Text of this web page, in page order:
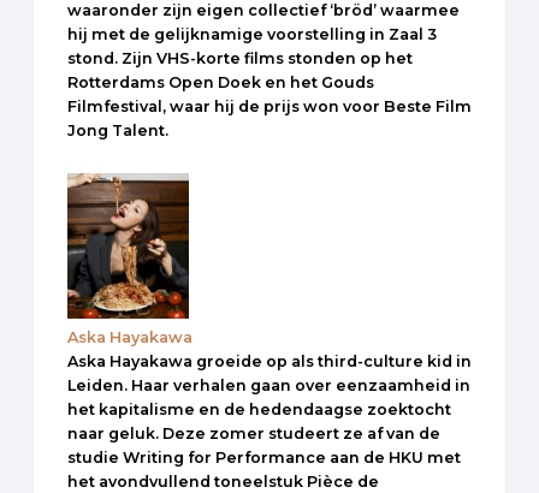
waaronder zijn eigen collectief ‘bröd’ waarmee
hij met de gelijknamige voorstelling in Zaal 3
stond. Zijn VHS-korte films stonden op het
Rotterdams Open Doek en het Gouds
Filmfestival, waar hij de prijs won voor Beste Film
Jong Talent.
Aska Hayakawa
Aska Hayakawa groeide op als third-culture kid in
Leiden. Haar verhalen gaan over eenzaamheid in
het kapitalisme en de hedendaagse zoektocht
naar geluk. Deze zomer studeert ze af van de
studie Writing for Performance aan de HKU met
het avondvullend toneelstuk Pièce de